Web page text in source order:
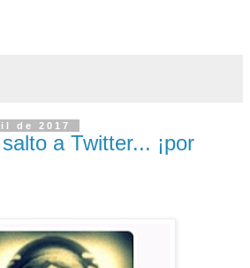
de 2017
a Twitter... ¡por